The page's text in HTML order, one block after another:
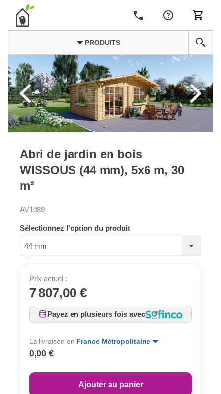
PRODUITS
Abri de jardin en bois
WISSOUS (44 mm), 5x6 m, 30
m²
AV1089
Sélectionnez l'option du produit
44 mm
Prix actuel :
7 807,00 €
Payez en plusieurs fois avec
La livraison en France Métropolitaine
0,00 €
Ajouter au panier